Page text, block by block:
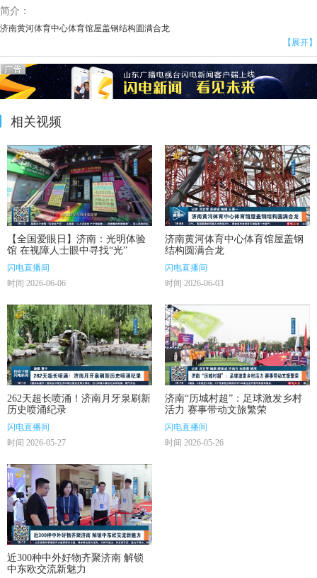
简介：
济南黄河体育中心体育馆屋盖钢结构圆满合龙
【展开】
相关视频
【全国爱眼日】济南：光明体验
馆 在视障人士眼中寻找“光”
闪电直播间
时间 2026-06-06
济南黄河体育中心体育馆屋盖钢
结构圆满合龙
闪电直播间
时间 2026-06-03
262天超长喷涌！济南月牙泉刷新
历史喷涌纪录
闪电直播间
时间 2026-05-27
济南“历城村超”：足球激发乡村
活力 赛事带动文旅繁荣
闪电直播间
时间 2026-05-26
近300种中外好物齐聚济南 解锁
中东欧交流新魅力